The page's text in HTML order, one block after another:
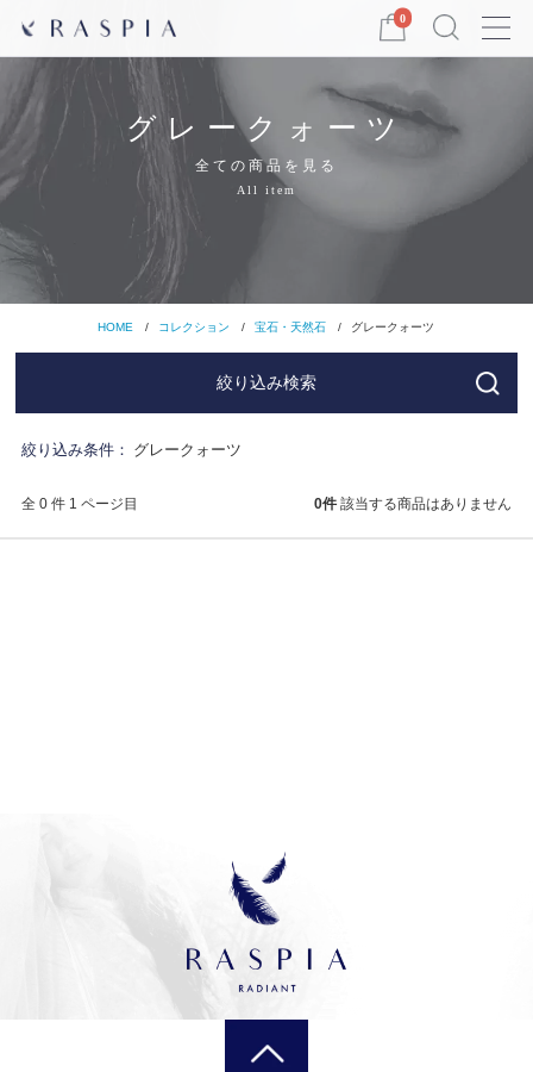
Menu
0
グレークォーツ
全ての商品を見る
All item
HOME コレクション 宝石・天然石 グレークォーツ
絞り込み検索
絞り込み条件： グレークォーツ
全 0 件 1 ページ目 0件 該当する商品はありません